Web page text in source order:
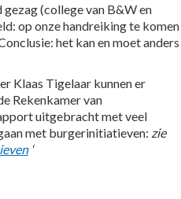
(college van B&W en
op onze handreiking te komen
het kan en moet anders
Klaas Tigelaar kunnen er
Rekenkamer van
uitgebracht met veel
met burgerinitiatieven: zie
‘